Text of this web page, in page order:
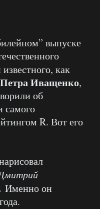
выпуске
как
Петра Иващенко,
об
самого
R. Вот его
Именно он